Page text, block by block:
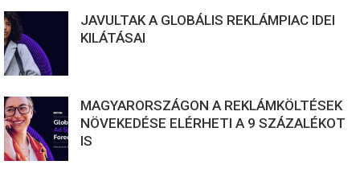
JAVULTAK A GLOBÁLIS REKLÁMPIAC IDEI
KILÁTÁSAI
MAGYARORSZÁGON A REKLÁMKÖLTÉSEK
NÖVEKEDÉSE ELÉRHETI A 9 SZÁZALÉKOT
IS